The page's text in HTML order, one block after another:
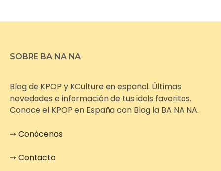
SOBRE BA NA NA
Blog de KPOP y KCulture en español. Últimas
novedades e información de tus idols favoritos.
Conoce el KPOP en España con Blog la BA NA NA.
➙Conócenos
➙Contacto